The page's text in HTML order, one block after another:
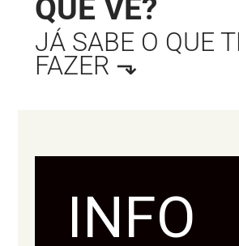
QUE VÊ?
JÁ SABE O QUE
FAZER ⬎
INFO